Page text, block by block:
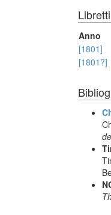
Libretti
Anno
[1801]
[1801?]